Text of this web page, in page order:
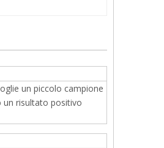
un piccolo campione
un risultato positivo